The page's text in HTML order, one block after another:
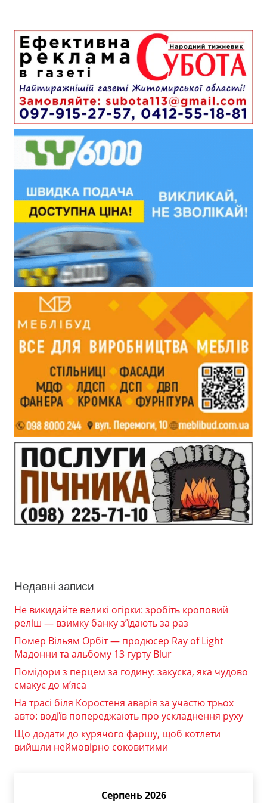
Недавні записи
Не викидайте великі огірки: зробіть кроповий
реліш — взимку банку з’їдають за раз
Помер Вільям Орбіт — продюсер Ray of Light
Мадонни та альбому 13 гурту Blur
Помідори з перцем за годину: закуска, яка чудово
смакує до м’яса
На трасі біля Коростеня аварія за участю трьох
авто: водіїв попереджають про ускладнення руху
Що додати до курячого фаршу, щоб котлети
вийшли неймовірно соковитими
Серпень 2026